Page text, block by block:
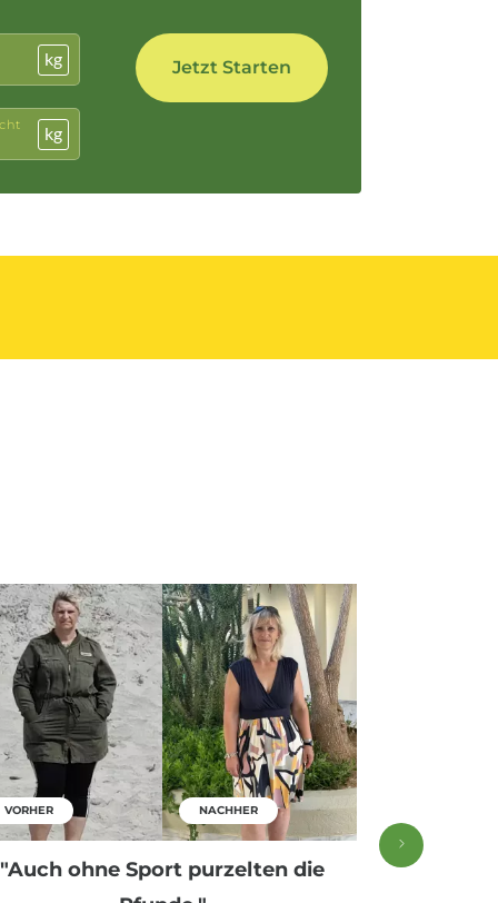
kg
kg
VORHER NACHHER
"Auch ohne Sport purzelten die
"Alle